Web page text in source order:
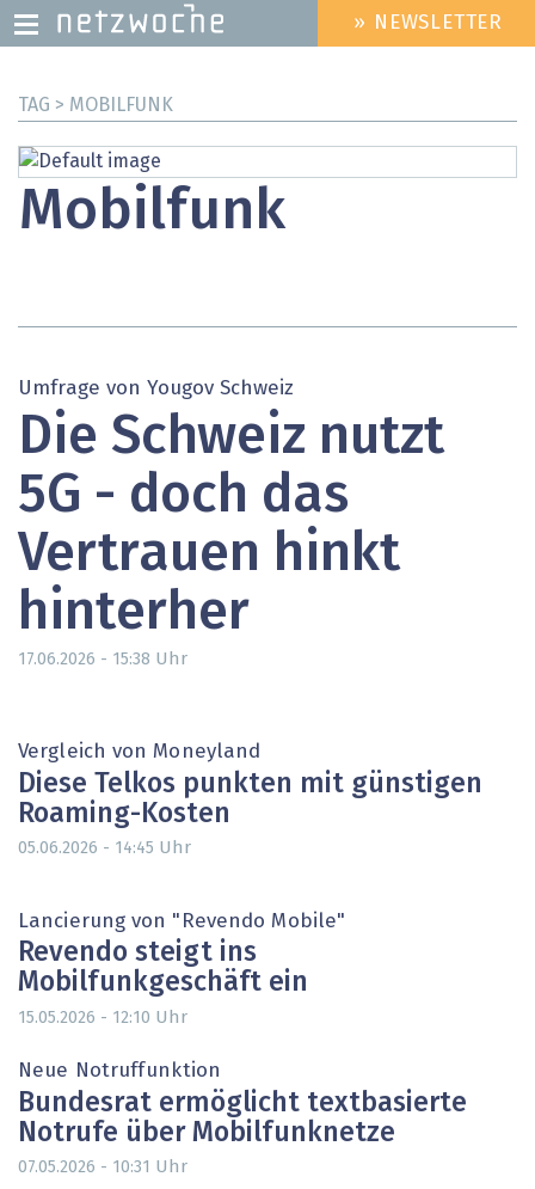
zum
HEADER
MENU
» NEWSLETTER
TAG > MOBILFUNK
Mobilfunk
Umfrage von Yougov Schweiz
Die Schweiz nutzt
5G - doch das
Vertrauen hinkt
hinterher
17.06.2026 - 15:38 Uhr
Vergleich von Moneyland
Diese Telkos punkten mit günstigen
Roaming-Kosten
05.06.2026 - 14:45 Uhr
Lancierung von "Revendo Mobile"
Revendo steigt ins
Mobilfunkgeschäft ein
15.05.2026 - 12:10 Uhr
Neue Notruffunktion
Bundesrat ermöglicht textbasierte
Notrufe über Mobilfunknetze
07.05.2026 - 10:31 Uhr